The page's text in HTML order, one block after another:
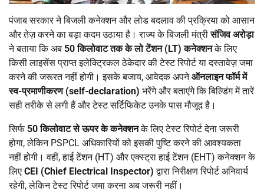
पंजाब सरकार ने बिजली कनेक्शन और लोड बदलाव की प्रक्रिया को आसान
और तेज़ करने का बड़ा कदम उठाया है। राज्य के बिजली मंत्रीसंजिव अरोड़ा
ने बताया कि अब 50किलोवाट तक के लो टेंशन (LT)कनेक्शनके लिए
किसी लाइसेंस प्राप्त इलेक्ट्रिकल ठेकेदार की टेस्ट रिपोर्ट या दस्तावेज़ जमा
करने की जरूरत नहीं होगी। इसके बजाय, आवेदक अपनेऑनलाइन फॉर्म में
स्व-प्रमाणीकरण (self-declaration) भरेंगे और बताएंगे कि बिल्डिंग में तारें
सही तरीके से लगी हैं और टेस्ट सर्टिफिकेट उनके पास मौजूद है।
सिर्फ 50किलोवाट से ऊपर के कनेक्शनके लिए टेस्ट रिपोर्ट देना जरूरी
होगा, लेकिन PSPCL अधिकारियों को इसकी पुष्टि करने की आवश्यकता
नहीं होगी। वहीं, हाई टेंशन (HT) और एक्स्ट्रा हाई टेंशन (EHT) कनेक्शन के
लिए CEI (Chief Electrical Inspector) द्वारा निरीक्षण रिपोर्ट अनिवार्य
रहेगी, लेकिन टेस्ट रिपोर्ट जमा करना अब जरूरी नहीं।